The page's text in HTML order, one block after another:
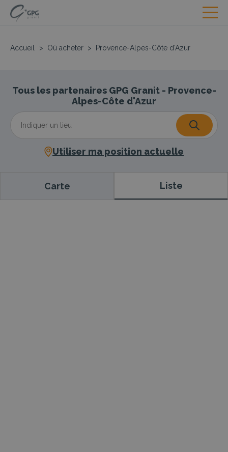
Accueil > Où acheter > Provence-Alpes-Côte d'Azur
Tous les partenaires GPG Granit - Provence-
Alpes-Côte d'Azur
Utiliser ma position actuelle
Carte Liste